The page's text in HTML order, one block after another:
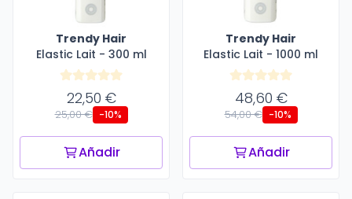
Trendy Hair
Elastic Lait - 300 ml
22,50 €
25,00 € -10%
Añadir
Trendy Hair
Elastic Lait - 1000 ml
48,60 €
54,00 € -10%
Añadir